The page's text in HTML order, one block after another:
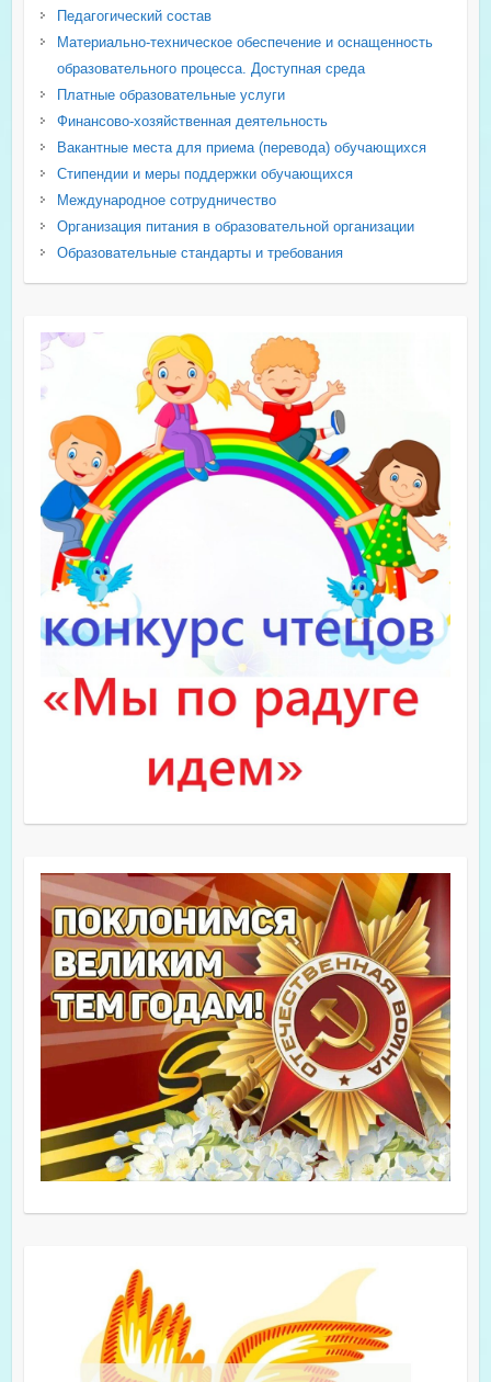
Педагогический состав
Материально-техническое обеспечение и оснащенность
образовательного процесса. Доступная среда
Платные образовательные услуги
Финансово-хозяйственная деятельность
Вакантные места для приема (перевода) обучающихся
Стипендии и меры поддержки обучающихся
Международное сотрудничество
Организация питания в образовательной организации
Образовательные стандарты и требования